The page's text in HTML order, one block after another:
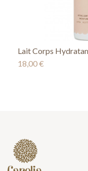
Lait Corps
18,00 €